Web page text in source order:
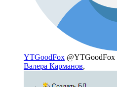
YTGoodFox @YTGoodFox
Валера Карманов,